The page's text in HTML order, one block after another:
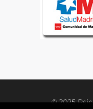
© 2025